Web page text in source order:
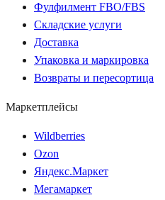
Фулфилмент FBO/FBS
Складские услуги
Доставка
Упаковка и маркировка
Возвраты и пересортица
Маркетплейсы
Wildberries
Ozon
Яндекс.Маркет
Мегамаркет